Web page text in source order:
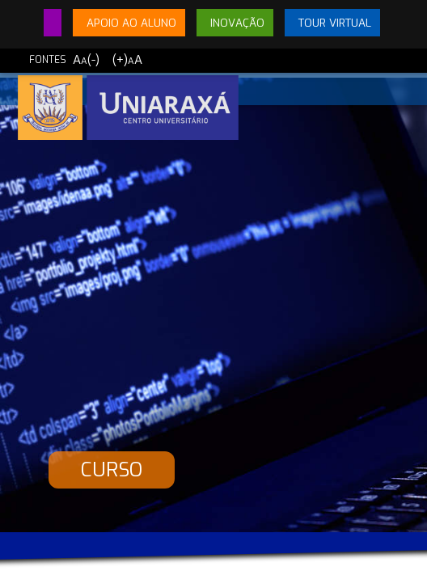
APOIO AO ALUNO INOVAÇÃO TOUR VIRTUAL
FONTES AA(-) (+)AA
CURSO